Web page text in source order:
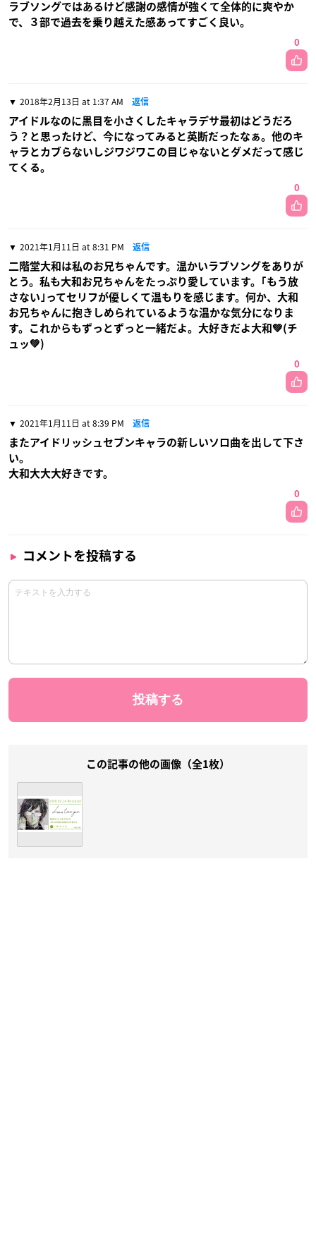
ラブソングではあるけど感謝の感情が強くて全体的に爽やか
で、３部で過去を乗り越えた感あってすごく良い。
0
2018年2月13日 at 1:37 AM 返信
アイドルなのに黒目を小さくしたキャラデサ最初はどうだろ
う？と思ったけど、今になってみると英断だったなぁ。他のキ
ャラとカブらないしジワジワこの目じゃないとダメだって感じ
てくる。
0
2021年1月11日 at 8:31 PM 返信
二階堂大和は私のお兄ちゃんです。温かいラブソングをありが
とう。私も大和お兄ちゃんをたっぷり愛しています。｢もう放
さない｣ってセリフが優しくて温もりを感じます。何か、大和
お兄ちゃんに抱きしめられているような温かな気分になりま
す。これからもずっとずっと一緒だよ。大好きだよ大和💚(チ
ュッ💚)
0
2021年1月11日 at 8:39 PM 返信
またアイドリッシュセブンキャラの新しいソロ曲を出して下さ
い。
大和大大大好きです。
0
コメントを投稿する
この記事の他の画像（全1枚）